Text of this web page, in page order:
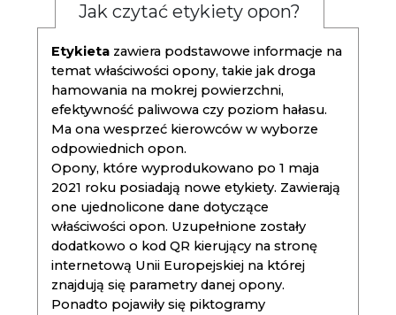
Jak czytać etykiety opon?
Etykieta zawiera podstawowe informacje na
temat właściwości opony, takie jak droga
hamowania na mokrej powierzchni,
efektywność paliwowa czy poziom hałasu.
Ma ona wesprzeć kierowców w wyborze
odpowiednich opon.
Opony, które wyprodukowano po 1 maja
2021 roku posiadają nowe etykiety. Zawierają
one ujednolicone dane dotyczące
właściwości opon. Uzupełnione zostały
dodatkowo o kod QR kierujący na stronę
internetową Unii Europejskiej na której
znajdują się parametry danej opony.
Ponadto pojawiły się piktogramy